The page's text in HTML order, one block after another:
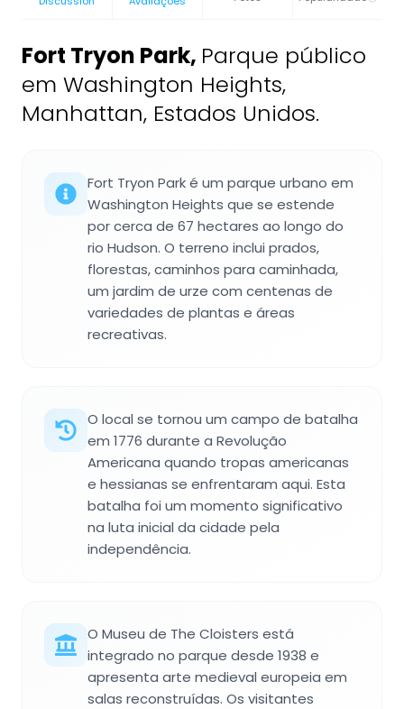
Fort Tryon Park, Parque público
em Washington Heights,
Manhattan, Estados Unidos.
Fort Tryon Park é um parque urbano em
Washington Heights que se estende
por cerca de 67 hectares ao longo do
rio Hudson. O terreno inclui prados,
florestas, caminhos para caminhada,
um jardim de urze com centenas de
variedades de plantas e áreas
recreativas.
O local se tornou um campo de batalha
em 1776 durante a Revolução
Americana quando tropas americanas
e hessianas se enfrentaram aqui. Esta
batalha foi um momento significativo
na luta inicial da cidade pela
independência.
O Museu de The Cloisters está
integrado no parque desde 1938 e
apresenta arte medieval europeia em
salas reconstruídas. Os visitantes